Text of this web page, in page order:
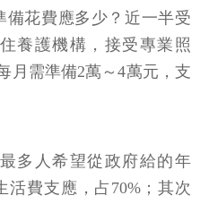
花費應多少？近一半受
養護機構，接受專業照
月需準備2萬～4萬元，支
多人希望從政府給的年
費支應，占70%；其次